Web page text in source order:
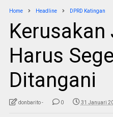
Home Headline DPRD Katingan
Harus
Ditangani
donbarito - 0 31 Januari